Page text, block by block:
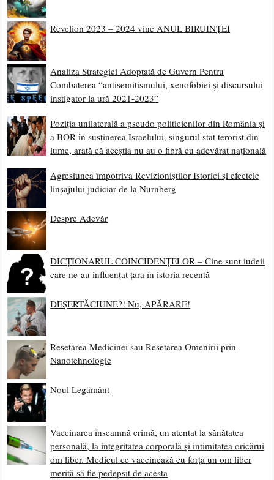
Revelion 2023 – 2024 vine ANUL BIRUINȚEI
Analiza Strategiei Adoptată de Guvern Pentru
Combaterea “antisemitismului, xenofobiei și discursului
instigator la ură 2021-2023”
Poziția unilaterală a pseudo politicienilor din România și
a BOR în susținerea Israelului, singurul stat terorist din
lume, arată că aceștia nu au o fibră cu adevărat națională
Agresiunea împotriva Revizioniștilor Istorici și efectele
linșajului judiciar de la Nurnberg
Despre Adevăr
DICȚIONARUL COINCIDENȚELOR – Cine sunt iudeii
care ne-au influențat țara în istoria recentă
DEȘERTĂCIUNE?! Nu, APĂRARE!
Resetarea Medicinei sau Resetarea Omenirii prin
Nanotehnologie
Noul Legământ
Vaccinarea înseamnă crimă, un atentat la sănătatea
personală, la integritatea corporală și intimitatea oricărui
om liber. Medicul ce vaccinează cu forța un om liber
merită să fie pedepsit de acesta